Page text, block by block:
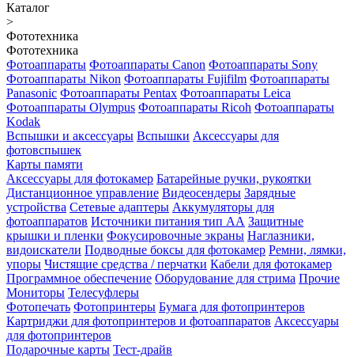
Каталог
>
Фототехника
Фототехника
Фотоаппараты Фотоаппараты Canon Фотоаппараты Sony
Фотоаппараты Nikon Фотоаппараты Fujifilm Фотоаппараты
Panasonic Фотоаппараты Pentax Фотоаппараты Leica
Фотоаппараты Olympus Фотоаппараты Ricoh Фотоаппараты
Kodak
Вспышки и аксессуары Вспышки Аксессуары для
фотовспышек
Карты памяти
Аксессуары для фотокамер Батарейные ручки, рукоятки
Дистанционное управление Видеосендеры Зарядные
устройства Сетевые адаптеры Аккумуляторы для
фотоаппаратов Источники питания тип АА Защитные
крышки и пленки Фокусировочные экраны Наглазники,
видоискатели Подводные боксы для фотокамер Ремни, лямки,
упоры Чистящие средства / перчатки Кабели для фотокамер
Программное обеспечение Оборудование для стрима Прочие
Мониторы Телесуфлеры
Фотопечать Фотопринтеры Бумага для фотопринтеров
Картриджи для фотопринтеров и фотоаппаратов Аксессуары
для фотопринтеров
Подарочные карты Тест-драйв